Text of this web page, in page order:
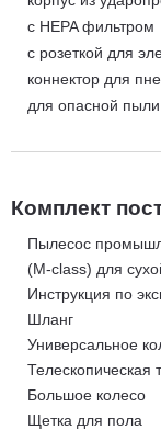
с HEPA фильтром
с розеткой для
коннектор для
для опасной пыли
Комплект
Пылесос
(M-class) для
Инструкция по
Шланг
Универсальное
Телескопическая
Большое колесо
Щетка для пола